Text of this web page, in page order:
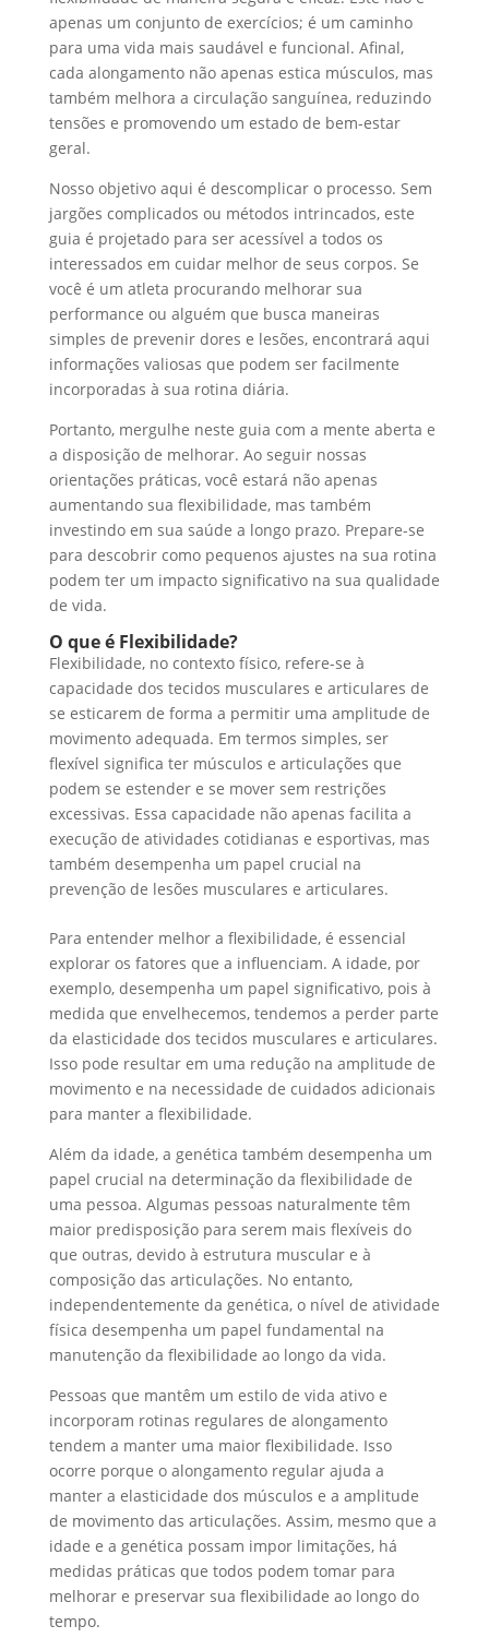
apenas um conjunto de exercícios; é um caminho
para uma vida mais saudável e funcional. Afinal,
cada alongamento não apenas estica músculos, mas
também melhora a circulação sanguínea, reduzindo
tensões e promovendo um estado de bem-estar
geral.
Nosso objetivo aqui é descomplicar o processo. Sem
jargões complicados ou métodos intrincados, este
guia é projetado para ser acessível a todos os
interessados em cuidar melhor de seus corpos. Se
você é um atleta procurando melhorar sua
performance ou alguém que busca maneiras
simples de prevenir dores e lesões, encontrará aqui
informações valiosas que podem ser facilmente
incorporadas à sua rotina diária.
Portanto, mergulhe neste guia com a mente aberta e
a disposição de melhorar. Ao seguir nossas
orientações práticas, você estará não apenas
aumentando sua flexibilidade, mas também
investindo em sua saúde a longo prazo. Prepare-se
para descobrir como pequenos ajustes na sua rotina
podem ter um impacto significativo na sua qualidade
de vida.
O que é Flexibilidade?
Flexibilidade, no contexto físico, refere-se à
capacidade dos tecidos musculares e articulares de
se esticarem de forma a permitir uma amplitude de
movimento adequada. Em termos simples, ser
flexível significa ter músculos e articulações que
podem se estender e se mover sem restrições
excessivas. Essa capacidade não apenas facilita a
execução de atividades cotidianas e esportivas, mas
também desempenha um papel crucial na
prevenção de lesões musculares e articulares.
Para entender melhor a flexibilidade, é essencial
explorar os fatores que a influenciam. A idade, por
exemplo, desempenha um papel significativo, pois à
medida que envelhecemos, tendemos a perder parte
da elasticidade dos tecidos musculares e articulares.
Isso pode resultar em uma redução na amplitude de
movimento e na necessidade de cuidados adicionais
para manter a flexibilidade.
Além da idade, a genética também desempenha um
papel crucial na determinação da flexibilidade de
uma pessoa. Algumas pessoas naturalmente têm
maior predisposição para serem mais flexíveis do
que outras, devido à estrutura muscular e à
composição das articulações. No entanto,
independentemente da genética, o nível de atividade
física desempenha um papel fundamental na
manutenção da flexibilidade ao longo da vida.
Pessoas que mantêm um estilo de vida ativo e
incorporam rotinas regulares de alongamento
tendem a manter uma maior flexibilidade. Isso
ocorre porque o alongamento regular ajuda a
manter a elasticidade dos músculos e a amplitude
de movimento das articulações. Assim, mesmo que a
idade e a genética possam impor limitações, há
medidas práticas que todos podem tomar para
melhorar e preservar sua flexibilidade ao longo do
tempo.